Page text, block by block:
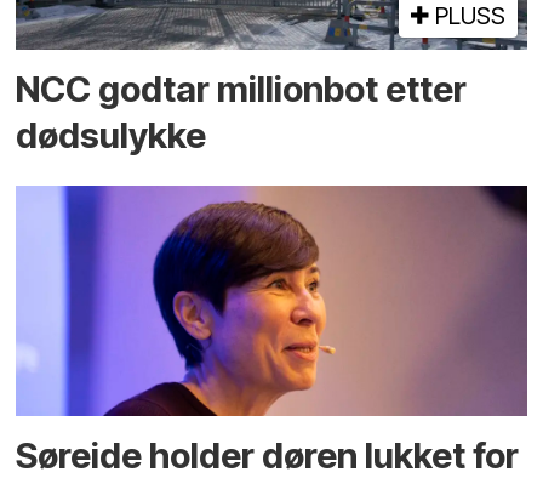
PLUSS
NCC godtar millionbot etter
dødsulykke
Søreide holder døren lukket for